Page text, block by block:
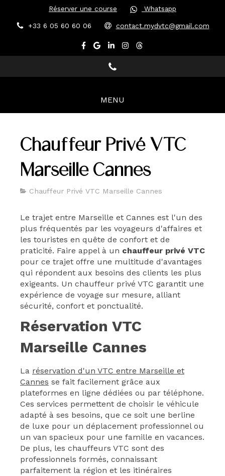
Réserver une course Whatsapp
+33 6 05 60 60 06 contact.mydvtc@gmail.com
MENU
Chauffeur Privé VTC
Marseille Cannes
Chauffeur Privé VTC Marseille Cannes
Le trajet entre Marseille et Cannes est l'un des
plus fréquentés par les voyageurs d'affaires et
les touristes en quête de confort et de
praticité. Faire appel à un chauffeur privé VTC
pour ce trajet offre une multitude d'avantages
qui répondent aux besoins des clients les plus
exigeants. Un chauffeur privé VTC garantit une
expérience de voyage sur mesure, alliant
sécurité, confort et ponctualité.
Réservation VTC
Marseille Cannes
La réservation d'un VTC entre Marseille et
Cannes se fait facilement grâce aux
plateformes en ligne dédiées ou par téléphone.
Ces services permettent de choisir le véhicule
adapté à ses besoins, que ce soit une berline
de luxe pour un déplacement professionnel ou
un van spacieux pour une famille en vacances.
De plus, les chauffeurs VTC sont des
professionnels formés, connaissant
parfaitement la région et les itinéraires